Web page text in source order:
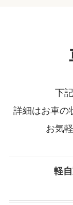
下
詳細はお車の
お気
軽